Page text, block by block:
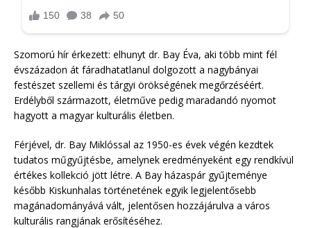
Szomorú hír érkezett: elhunyt dr. Bay Éva, aki több mint fél
évszázadon át fáradhatatlanul dolgozott a nagybányai
festészet szellemi és tárgyi örökségének megőrzéséért.
Erdélyből származott, életműve pedig maradandó nyomot
hagyott a magyar kulturális életben.
Férjével, dr. Bay Miklóssal az 1950-es évek végén kezdtek
tudatos műgyűjtésbe, amelynek eredményeként egy rendkívül
értékes kollekció jött létre. A Bay házaspár gyűjteménye
később Kiskunhalas történetének egyik legjelentősebb
magánadományává vált, jelentősen hozzájárulva a város
kulturális rangjának erősítéséhez.